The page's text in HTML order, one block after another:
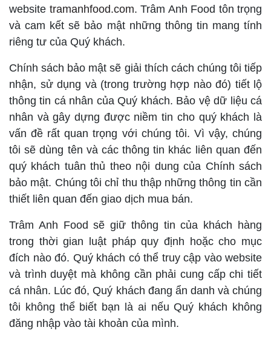
website tramanhfood.com. Trâm Anh Food tôn trọng
và cam kết sẽ bảo mật những thông tin mang tính
riêng tư của Quý khách.
Chính sách bảo mật sẽ giải thích cách chúng tôi tiếp
nhận, sử dụng và (trong trường hợp nào đó) tiết lộ
thông tin cá nhân của Quý khách. Bảo vệ dữ liệu cá
nhân và gây dựng được niềm tin cho quý khách là
vấn đề rất quan trọng với chúng tôi. Vì vậy, chúng
tôi sẽ dùng tên và các thông tin khác liên quan đến
quý khách tuân thủ theo nội dung của Chính sách
bảo mật. Chúng tôi chỉ thu thập những thông tin cần
thiết liên quan đến giao dịch mua bán.
Trâm Anh Food sẽ giữ thông tin của khách hàng
trong thời gian luật pháp quy định hoặc cho mục
đích nào đó. Quý khách có thể truy cập vào website
và trình duyệt mà không cần phải cung cấp chi tiết
cá nhân. Lúc đó, Quý khách đang ẩn danh và chúng
tôi không thể biết bạn là ai nếu Quý khách không
đăng nhập vào tài khoản của mình.